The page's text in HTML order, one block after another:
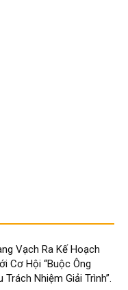
Vạch Ra Kế Hoạch
Cơ Hội “Buộc Ông
Trách Nhiệm Giải Trình”.